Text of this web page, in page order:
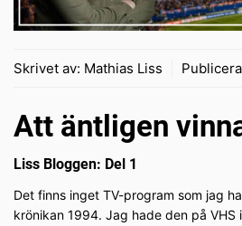
Skrivet av: Mathias Liss
Att äntligen
Liss Bloggen: Del 1
Det finns inget TV-program som jag
krönikan 1994. Jag hade den på VHS